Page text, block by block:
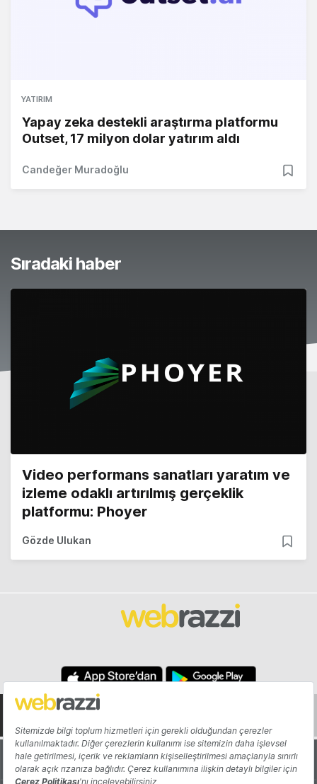
YATIRIM
Yapay zeka destekli araştırma platformu
Outset, 17 milyon dolar yatırım aldı
Candeğer Muradoğlu
Sıradaki haber
Video performans sanatları yaratım ve
izleme odaklı artırılmış gerçeklik
platformu: Phoyer
Gözde Ulukan
Hakkında Yazarlar